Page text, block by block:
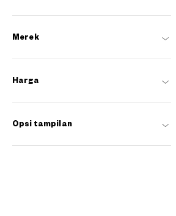
Merek
Harga
Opsi tampilan